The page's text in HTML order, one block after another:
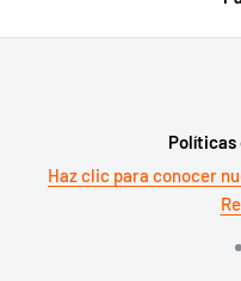
Políticas
Haz clic para conocer